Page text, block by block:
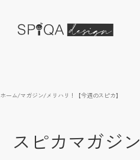
ホーム/マガジン/メリハリ！【今週のスピカ】
スピカマガジン